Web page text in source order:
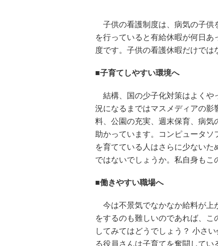
子供の看護制度は、病気の子供
を行っていると有給休暇が何日
度です。子供の看護休暇だけでは
■子育てしやすい環境へ
結構、国の少子化対策はよくや
況になるまではマスメディアの
料、公園の充実、週末保育、病気
助かっています。コンピュータ
を育てている人はさらに少ない
ではないでしょうか。私自身も
■働きやすい職場へ
今は不景気でなかなか給料が上
をするのも難しいのであれば、
してみてはどうでしょう？ 小さ
る役員さんは子育てを奮闘して